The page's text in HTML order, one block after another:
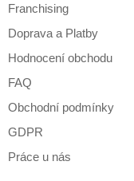
Franchising
Doprava a Platby
Hodnocení obchodu
FAQ
Obchodní podmínky
GDPR
Práce u nás